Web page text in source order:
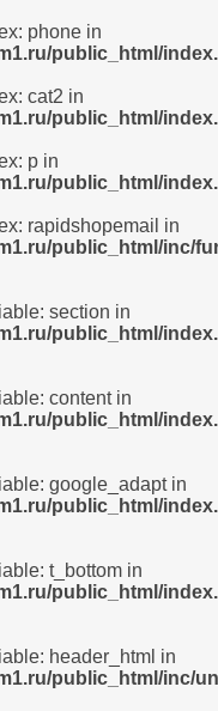
phone in
public_html/
cat2 in
public_html/
p in
public_html/
rapidshopemail in
public_html/inc/
section in
public_html/
content in
public_html/
google_adapt in
public_html/
t_bottom in
public_html/
header_html in
public_html/inc/